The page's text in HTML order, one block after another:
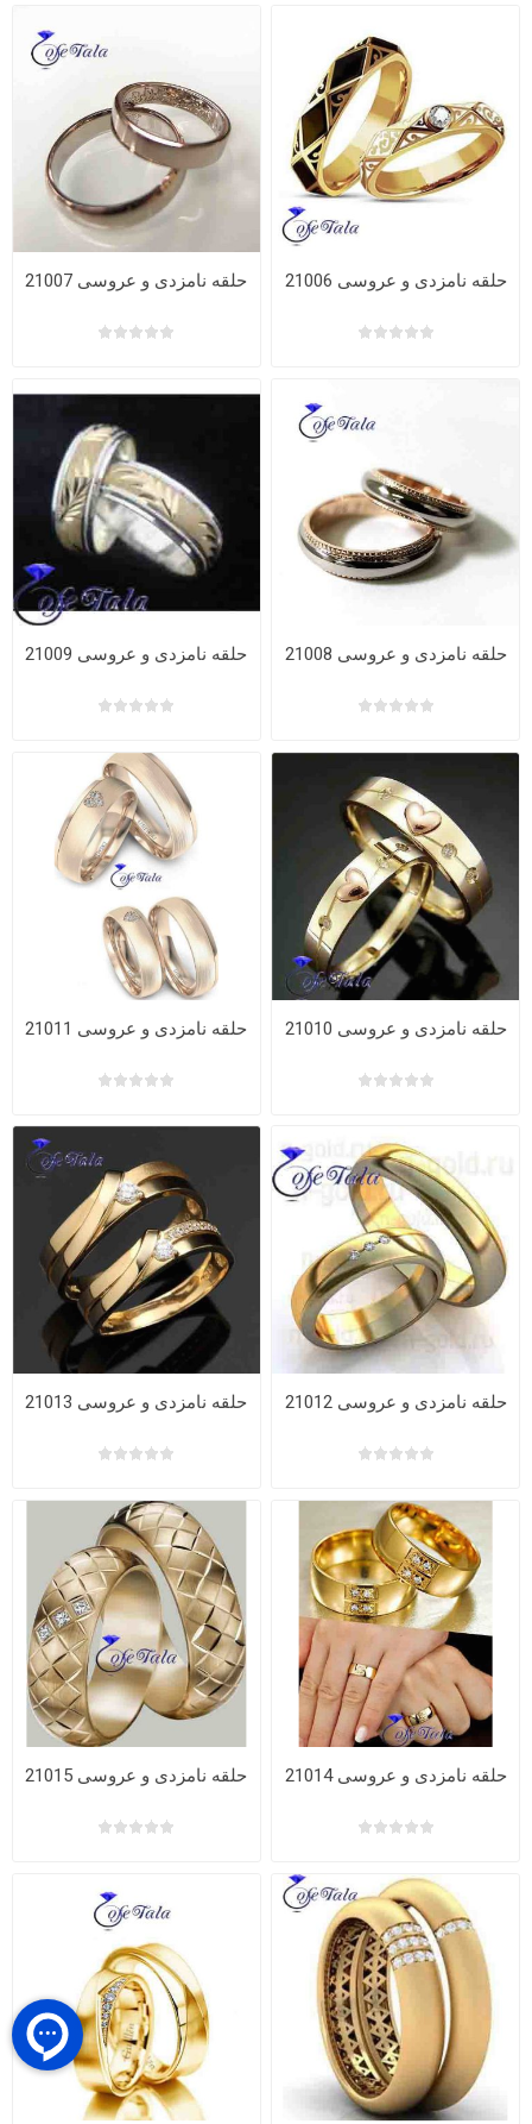
حلقه نامزدی و عروسی 21006 حلقه نامزدی و عروسی 21007
حلقه نامزدی و عروسی 21008 حلقه نامزدی و عروسی 21009
حلقه نامزدی و عروسی 21010 حلقه نامزدی و عروسی 21011
حلقه نامزدی و عروسی 21012 حلقه نامزدی و عروسی 21013
حلقه نامزدی و عروسی 21014 حلقه نامزدی و عروسی 21015